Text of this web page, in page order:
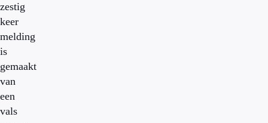
zestig
keer
melding
is
gemaakt
van
een
vals